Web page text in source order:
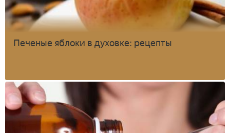
Печеные яблоки в духовке: рецепты